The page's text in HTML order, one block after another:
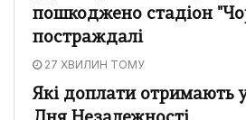
пошкоджено стадіон
постраждалі
27 ХВИЛИН ТОМУ
Які доплати отримають